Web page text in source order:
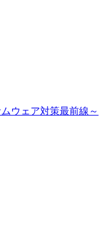
ウェア対策最前線～